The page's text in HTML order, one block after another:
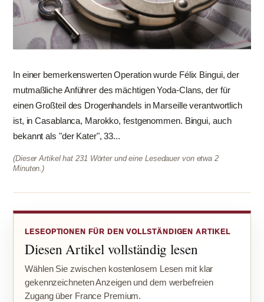
In einer bemerkenswerten Operation wurde Félix Bingui, der
mutmaßliche Anführer des mächtigen Yoda-Clans, der für
einen Großteil des Drogenhandels in Marseille verantwortlich
ist, in Casablanca, Marokko, festgenommen. Bingui, auch
bekannt als "der Kater", 33...
(Dieser Artikel hat 231 Wörter und eine Lesedauer von etwa 2
Minuten.)
LESEOPTIONEN FÜR DEN VOLLSTÄNDIGEN ARTIKEL
Diesen Artikel vollständig lesen
Wählen Sie zwischen kostenlosem Lesen mit klar
gekennzeichneten Anzeigen und dem werbefreien
Zugang über France Premium.